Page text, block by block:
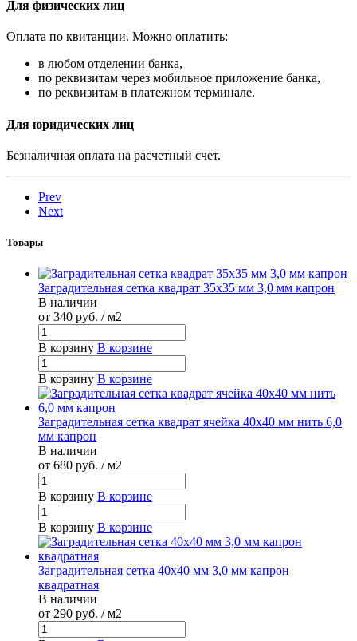
Для физических лиц
Оплата по квитанции. Можно оплатить:
в любом отделении банка,
по реквизитам через мобильное приложение банка,
по реквизитам в платежном терминале.
Для юридических лиц
Безналичная оплата на расчетный счет.
Prev
Next
Товары
Заградительная сетка квадрат 35х35 мм 3,0 мм капрон
В наличии
от 340 руб. / м2
В корзину В корзине
В корзину В корзине
Заградительная сетка квадрат ячейка 40х40 мм нить 6,0
мм капрон
В наличии
от 680 руб. / м2
В корзину В корзине
В корзину В корзине
Заградительная сетка 40х40 мм 3,0 мм капрон
квадратная
В наличии
от 290 руб. / м2